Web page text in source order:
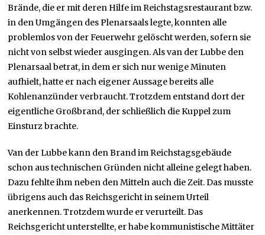
Brände, die er mit deren Hilfe im Reichstagsrestaurant bzw.
in den Umgängen des Plenarsaals legte, konnten alle
problemlos von der Feuerwehr gelöscht werden, sofern sie
nicht von selbst wieder ausgingen. Als van der Lubbe den
Plenarsaal betrat, in dem er sich nur wenige Minuten
aufhielt, hatte er nach eigener Aussage bereits alle
Kohlenanzünder verbraucht. Trotzdem entstand dort der
eigentliche Großbrand, der schließlich die Kuppel zum
Einsturz brachte.
Van der Lubbe kann den Brand im Reichstagsgebäude
schon aus technischen Gründen nicht alleine gelegt haben.
Dazu fehlte ihm neben den Mitteln auch die Zeit. Das musste
übrigens auch das Reichsgericht in seinem Urteil
anerkennen. Trotzdem wurde er verurteilt. Das
Reichsgericht unterstellte, er habe kommunistische Mittäter